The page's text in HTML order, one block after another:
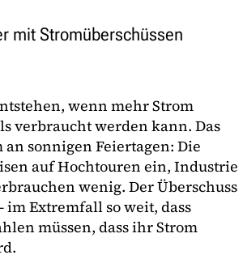
mit Stromüberschüssen
wenn mehr Strom
verbraucht werden kann. Das
sonnigen Feiertagen: Die
auf Hochtouren ein, Industrie
wenig. Der Überschuss
im Extremfall so weit, dass
müssen, dass ihr Strom